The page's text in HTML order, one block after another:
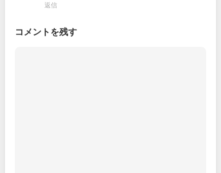
返信
コメントを残す